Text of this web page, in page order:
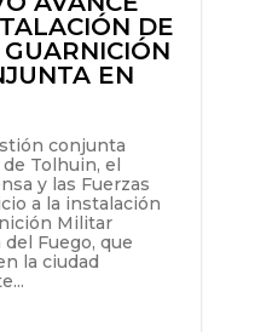
DE
EN
conjunta
Tolhuin, el
y las Fuerzas
a la instalación
Militar
Fuego, que
la ciudad